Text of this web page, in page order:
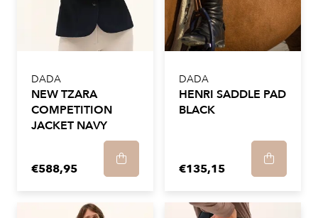
DADA
NEW TZARA
COMPETITION
JACKET NAVY
€588,95
DADA
HENRI SADDLE PAD
BLACK
€135,15